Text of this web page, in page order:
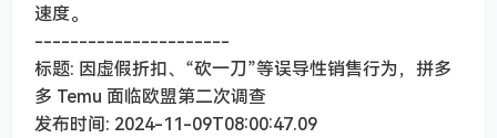
速度。
----------------------
标题: 因虚假折扣、“砍一刀”等误导性销售行为，拼多
多 Temu 面临欧盟第二次调查
发布时间: 2024-11-09T08:00:47.09